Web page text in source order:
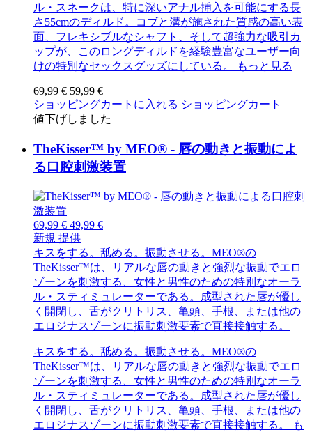
ル・スネークは、特に深いアナル挿入を可能にする長
さ55cmのディルド。コブと溝が施された質感の高い表
面、フレキシブルなシャフト、そして超強力な吸引カ
ップが、このロングディルドを経験豊富なユーザー向
けの特別なセックスグッズにしている。
もっと見る
69,99 € 59,99 €
ショッピングカートに入れる ショッピングカート
値下げしました
TheKisser™ by MEO® - 唇の動きと振動によ
る口腔刺激装置
69,99 € 49,99 €
新規 提供
キスをする。舐める。振動させる。MEO®の
TheKisser™は、リアルな唇の動きと強烈な振動でエロ
ゾーンを刺激する、女性と男性のための特別なオーラ
ル・スティミュレーターである。成型された唇が優し
く開閉し、舌がクリトリス、亀頭、手根、または他の
エロジナスゾーンに振動刺激要素で直接接触する。
キスをする。舐める。振動させる。MEO®の
TheKisser™は、リアルな唇の動きと強烈な振動でエロ
ゾーンを刺激する、女性と男性のための特別なオーラ
ル・スティミュレーターである。成型された唇が優し
く開閉し、舌がクリトリス、亀頭、手根、または他の
エロジナスゾーンに振動刺激要素で直接接触する。
も